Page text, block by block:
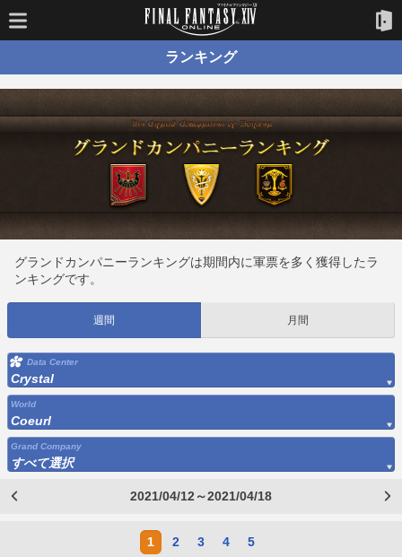
ランキング
グランドカンパニーランキングは期間内に軍票を多く獲得したラ
ンキングです。
週間 月間
Data Center
Crystal
World
Coeurl
Grand Company
すべて選択
2021/04/12～2021/04/18
1 2 3 4 5